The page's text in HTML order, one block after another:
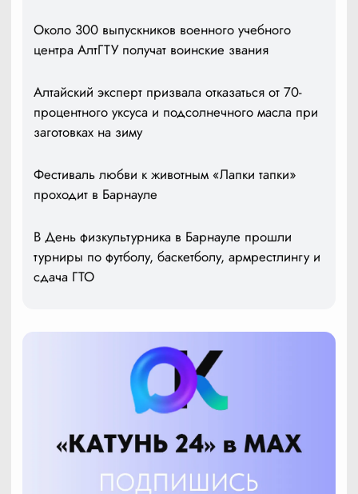
Около 300 выпускников военного учебного
центра АлтГТУ получат воинские звания
Алтайский эксперт призвала отказаться от 70-
процентного уксуса и подсолнечного масла при
заготовках на зиму
Фестиваль любви к животным «Лапки тапки»
проходит в Барнауле
В День физкультурника в Барнауле прошли
турниры по футболу, баскетболу, армрестлингу и
сдача ГТО